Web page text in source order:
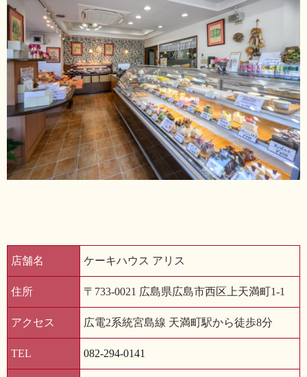
店舗名 ケーキハウス アリス
住所 〒733-0021 広島県広島市西区上天満町1-1
アクセス 広電2系統宮島線 天満町駅から徒歩8分
TEL 082-294-0141